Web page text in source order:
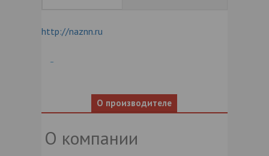
http://naznn.ru
О производителе
О компании